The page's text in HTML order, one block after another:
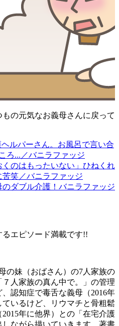
の元気なお義母さんに戻って
ヘルパーさん。お風呂で言い合
ろ...／バニラファッジ
くのはもったいない」ひねくれ
笑／バニラファッジ
のダブル介護！バニラファッジ
エピソード満載です!!
の妹（おばさん）の7人家族の
人家族の真ん中で。」の管理
認知症で毒舌な義母（2016年
いるけど、リウマチと骨粗鬆
年に他界）との「在宅介護